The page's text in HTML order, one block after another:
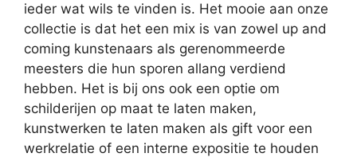
ieder wat wils te vinden is. Het mooie aan onze
collectie is dat het een mix is van zowel up and
coming kunstenaars als gerenommeerde
meesters die hun sporen allang verdiend
hebben. Het is bij ons ook een optie om
schilderijen op maat te laten maken,
kunstwerken te laten maken als gift voor een
werkrelatie of een interne expositie te houden